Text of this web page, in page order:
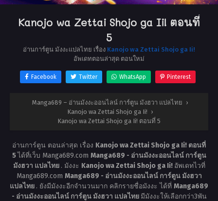
Kanojo wa Zettai Shojo ga Ii! ตอนที่
5
อ่านการ์ตูน มังงะแปลไทย เรื่อง Kanojo wa Zettai Shojo ga Ii!
อัพเดทตอนล่าสุด ตอนใหม่
Facebook Twitter WhatsApp Pinterest
Manga689 – อ่านมังงะออนไลน์ การ์ตูน มังฮวา แปลไทย ›
Kanojo wa Zettai Shojo ga Ii! ›
Kanojo wa Zettai Shojo ga Ii! ตอนที่ 5
อ่านการ์ตูน ตอนล่าสุด เรื่อง Kanojo wa Zettai Shojo ga Ii! ตอนที่
5ได้ที่เว็บ Manga689.com Manga689 - อ่านมังงะออนไลน์ การ์ตูน
มังฮวา แปลไทย . มังงะ Kanojo wa Zettai Shojo ga Ii! อัพเดทไวที่
Manga689.com Manga689 - อ่านมังงะออนไลน์ การ์ตูน มังฮวา
แปลไทย . ยังมีมังงะอีกจำนวนมาก คลิกรายชื่อมังงะ ได้ที่ Manga689
- อ่านมังงะออนไลน์ การ์ตูน มังฮวา แปลไทย มีมังงะให้เลือกกว่า3พัน